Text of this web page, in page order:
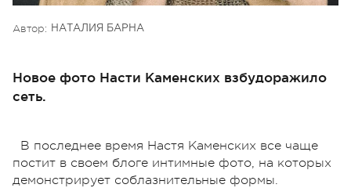
Автор: НАТАЛИЯ БАРНА
Новое фото Насти Каменских взбудоражило
сеть.
В последнее время Настя Каменских все чаще
постит в своем блоге интимные фото, на которых
демонстрирует соблазнительные формы.